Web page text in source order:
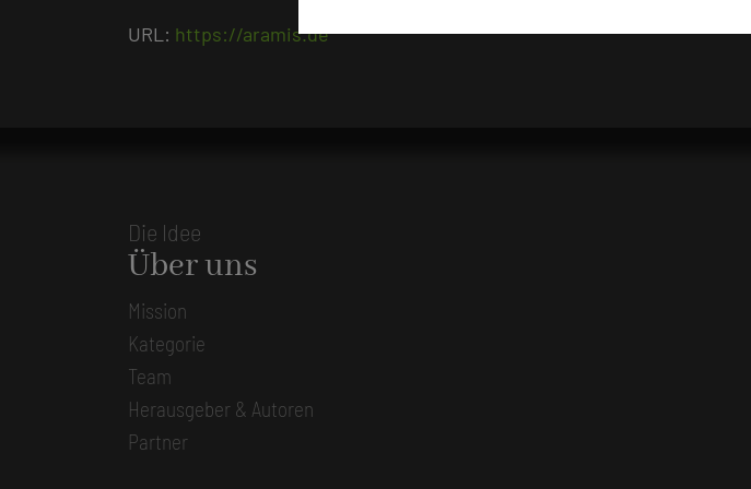
URL: https://aramis.de
Die Idee
Über uns
Mission
Kategorie
Team
Herausgeber & Autoren
Partner